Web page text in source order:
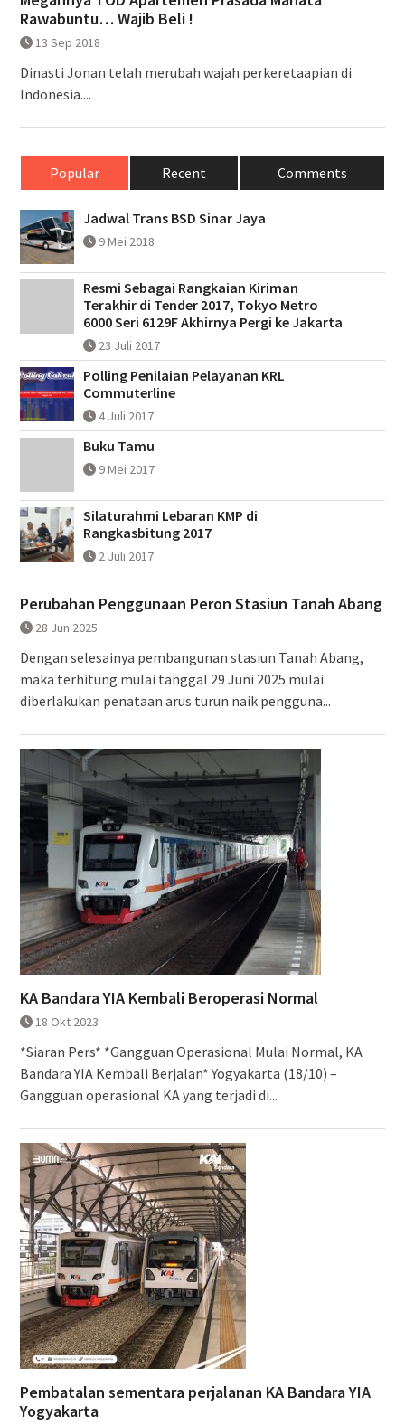
Rawabuntu… Wajib Beli !
13 Sep 2018
Dinasti Jonan telah merubah wajah perkeretaapian di
Indonesia....
Popular Recent Comments
Jadwal Trans BSD Sinar Jaya
9 Mei 2018
Resmi Sebagai Rangkaian Kiriman
Terakhir di Tender 2017, Tokyo Metro
6000 Seri 6129F Akhirnya Pergi ke Jakarta
23 Juli 2017
Polling Penilaian Pelayanan KRL
Commuterline
4 Juli 2017
Buku Tamu
9 Mei 2017
Silaturahmi Lebaran KMP di
Rangkasbitung 2017
2 Juli 2017
Perubahan Penggunaan Peron Stasiun Tanah Abang
28 Jun 2025
Dengan selesainya pembangunan stasiun Tanah Abang,
maka terhitung mulai tanggal 29 Juni 2025 mulai
diberlakukan penataan arus turun naik pengguna...
KA Bandara YIA Kembali Beroperasi Normal
18 Okt 2023
*Siaran Pers* *Gangguan Operasional Mulai Normal, KA
Bandara YIA Kembali Berjalan* Yogyakarta (18/10) –
Gangguan operasional KA yang terjadi di...
Pembatalan sementara perjalanan KA Bandara YIA
Yogyakarta